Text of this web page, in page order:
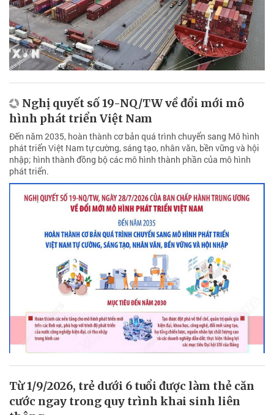
Nghị quyết số 19-NQ/TW về đổi mới mô
hình phát triển Việt Nam
Đến năm 2035, hoàn thành cơ bản quá trình chuyển sang Mô hình
phát triển Việt Nam tự cường, sáng tạo, nhân văn, bền vững và hội
nhập; hình thành đồng bộ các mô hình thành phần của mô hình
phát triển.
Từ 1/9/2026, trẻ dưới 6 tuổi được làm thẻ căn
cước ngay trong quy trình khai sinh liên